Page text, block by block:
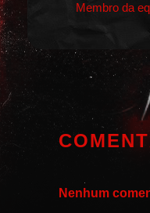
Membro da
Nenhum